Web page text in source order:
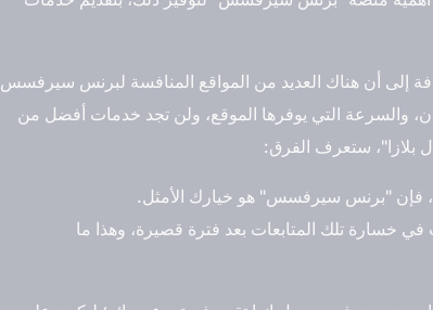
إلى أن هناك العديد من المواقع المنافسة لبرنس سيرفسس
والسرعة التي يوفرها الموقع، ولن تجد خدمات أفضل من
بلازا"، ستعرف الفرق:
فإن "برنس سيرفسس" هو خيارك الأمثل.
خسارة تلك المتابعات بعد فترة قصيرة، وهذا ما